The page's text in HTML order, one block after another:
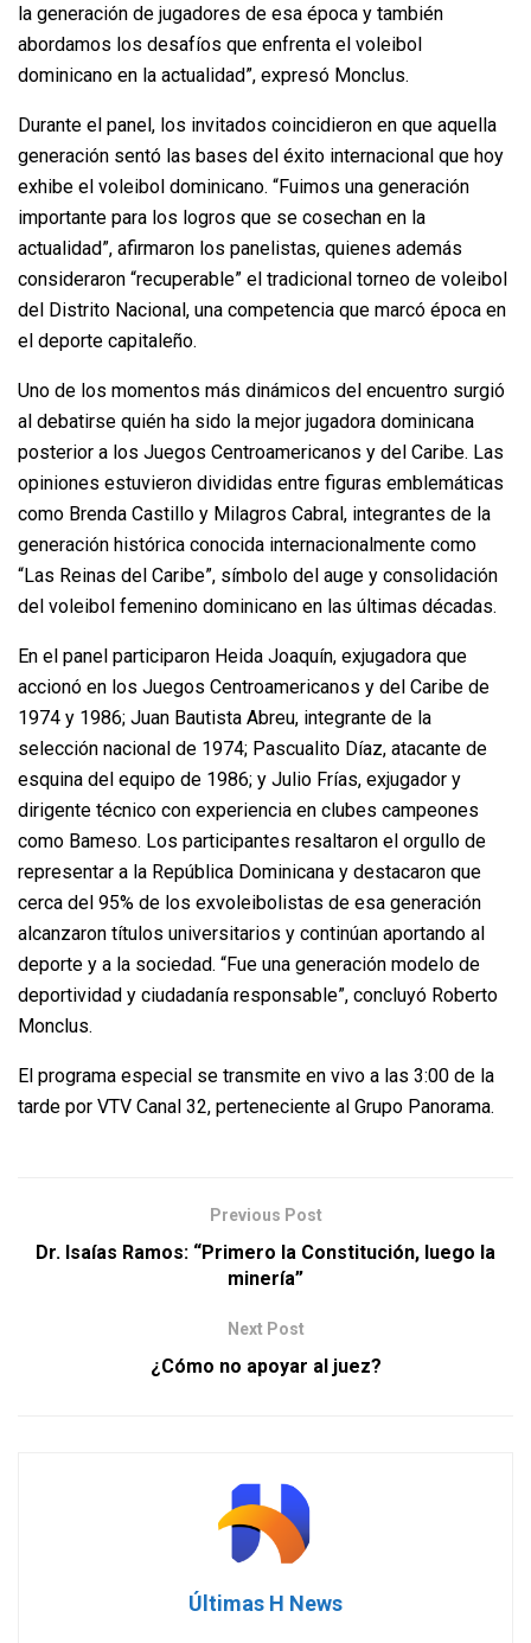
la generación de jugadores de esa época y también
abordamos los desafíos que enfrenta el voleibol
dominicano en la actualidad”, expresó Monclus.
Durante el panel, los invitados coincidieron en que aquella
generación sentó las bases del éxito internacional que hoy
exhibe el voleibol dominicano. “Fuimos una generación
importante para los logros que se cosechan en la
actualidad”, afirmaron los panelistas, quienes además
consideraron “recuperable” el tradicional torneo de voleibol
del Distrito Nacional, una competencia que marcó época en
el deporte capitaleño.
Uno de los momentos más dinámicos del encuentro surgió
al debatirse quién ha sido la mejor jugadora dominicana
posterior a los Juegos Centroamericanos y del Caribe. Las
opiniones estuvieron divididas entre figuras emblemáticas
como Brenda Castillo y Milagros Cabral, integrantes de la
generación histórica conocida internacionalmente como
“Las Reinas del Caribe”, símbolo del auge y consolidación
del voleibol femenino dominicano en las últimas décadas.
En el panel participaron Heida Joaquín, exjugadora que
accionó en los Juegos Centroamericanos y del Caribe de
1974 y 1986; Juan Bautista Abreu, integrante de la
selección nacional de 1974; Pascualito Díaz, atacante de
esquina del equipo de 1986; y Julio Frías, exjugador y
dirigente técnico con experiencia en clubes campeones
como Bameso. Los participantes resaltaron el orgullo de
representar a la República Dominicana y destacaron que
cerca del 95% de los exvoleibolistas de esa generación
alcanzaron títulos universitarios y continúan aportando al
deporte y a la sociedad. “Fue una generación modelo de
deportividad y ciudadanía responsable”, concluyó Roberto
Monclus.
El programa especial se transmite en vivo a las 3:00 de la
tarde por VTV Canal 32, perteneciente al Grupo Panorama.
Previous Post
Dr. Isaías Ramos: “Primero la Constitución, luego la
minería”
Next Post
¿Cómo no apoyar al juez?
Últimas H News